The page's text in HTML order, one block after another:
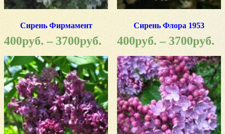
Сирень Фирмамент
400руб.–3700руб.
Сирень Флора 1953
400руб. –3700руб.